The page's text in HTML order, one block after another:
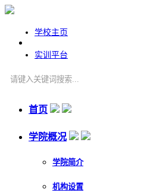
学校主页
实训平台
首页
学院概况
学院简介
机构设置